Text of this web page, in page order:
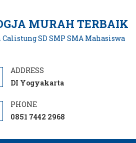
MURAH TERBAIK
SD SMP SMA Mahasiswa
DI Yogyakarta
0851 7442 2968